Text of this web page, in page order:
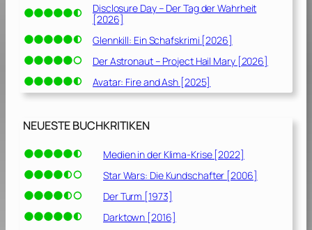
Disclosure Day – Der Tag der Wahrheit
[2026]
Glennkill: Ein Schafskrimi [2026]
Der Astronaut – Project Hail Mary [2026]
Avatar: Fire and Ash [2025]
NEUESTE BUCHKRITIKEN
Medien in der Klima-Krise [2022]
Star Wars: Die Kundschafter [2006]
Der Turm [1973]
Darktown [2016]